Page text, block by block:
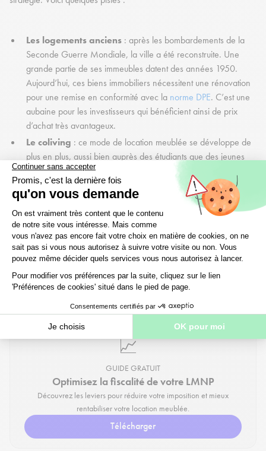
Les logements anciens : après les bombardements de la
Seconde Guerre Mondiale, la ville a été reconstruite. Une
grande partie de ses immeubles datent des années 1950.
Aujourd’hui, ces biens immobiliers nécessitent une rénovation
pour une remise en conformité avec la norme DPE. C’est une
aubaine pour les investisseurs qui bénéficient ainsi de prix
d’achat très avantageux.
Le coliving : ce mode de location meublée se développe de
plus en plus, aussi bien auprès des étudiants que des jeunes
actifs. N’hésitez pas à proposer cette colocation nouvelle
génération avec un maximum de services pour satisfaire vos
locataires.
La fiscalité: en tant que propriétaire LMNP, vous avez le
choix entre deux régimes fiscaux. Et bien souvent, le régime
réel d’imposition est largement plus avantageux.
📈
GUIDE GRATUIT
Optimisez la fiscalité de votre LMNP
Découvrez les leviers pour réduire votre imposition et mieux
rentabiliser votre location meublée.
Télécharger